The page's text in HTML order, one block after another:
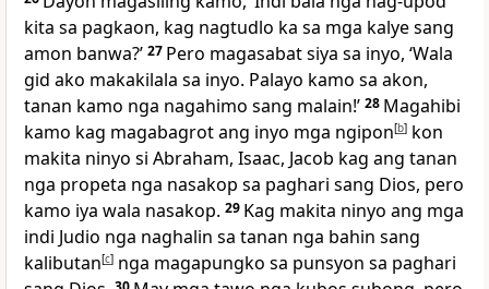
kita sa pagkaon, kag nagtudlo ka sa mga kalye sang
amon banwa?’ 27 Pero magasabat siya sa inyo, ‘Wala
gid ako makakilala sa inyo. Palayo kamo sa akon,
tanan kamo nga nagahimo sang malain!’ 28 Magahibi
kamo kag magabagrot ang inyo mga ngipon[b] kon
makita ninyo si Abraham, Isaac, Jacob kag ang tanan
nga propeta nga nasakop sa paghari sang Dios, pero
kamo iya wala nasakop. 29 Kag makita ninyo ang mga
indi Judio nga naghalin sa tanan nga bahin sang
kalibutan[c] nga magapungko sa punsyon sa paghari